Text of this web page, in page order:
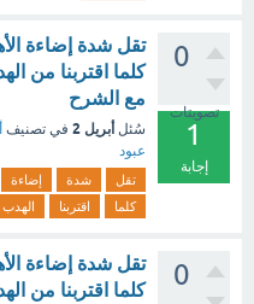
0
تصويتات
1
إجابة
تقل شدة إضاءة
كلما اقتربنا من
مع الشرح
سُئل أبريل 2 في تصنيف
عبود
تقل شدة إضاءة
كلما
اقتربنا الهدب
0
تقل شدة إضاءة
كلما اقتربنا من